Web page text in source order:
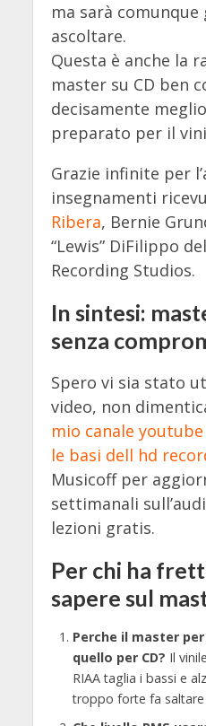
ma sarà comunque
ascoltare.
Questa è anche la
master su CD ben
decisamente
preparato per il
Grazie infinite per
insegnamenti
Ribera, Bernie
“Lewis” DiFilippo
Recording Studios.
In sintesi:
senza
Spero vi sia stato
video, non
mio canale youtube
le basi dell hd
Musicoff per
settimanali
lezioni gratis.
Per chi ha
sapere sul
Perche il master
quello per CD? Il
RIAA taglia i bassi e
troppo forte fa